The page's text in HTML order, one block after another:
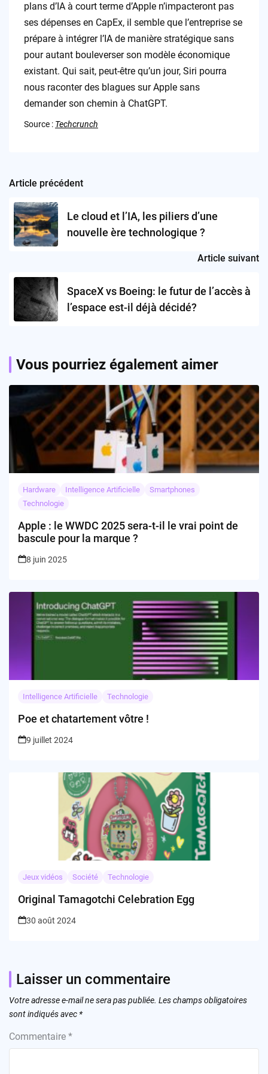
plans d’IA à court terme d’Apple n’impacteront pas
ses dépenses en CapEx, il semble que l’entreprise se
prépare à intégrer l’IA de manière stratégique sans
pour autant bouleverser son modèle économique
existant. Qui sait, peut-être qu’un jour, Siri pourra
nous raconter des blagues sur Apple sans
demander son chemin à ChatGPT.
Source : Techcrunch
Post
navigation
Article précédent
Le cloud et l’IA, les piliers d’une
nouvelle ère technologique ?
Article suivant
SpaceX vs Boeing: le futur de l’accès à
l’espace est-il déjà décidé?
Vous pourriez également aimer
Hardware Intelligence Artificielle
Smartphones
Technologie
Apple : le WWDC 2025 sera-t-il le vrai point de
bascule pour la marque ?
8 juin 2025
Intelligence Artificielle Technologie
Poe et chatartement vôtre !
9 juillet 2024
Jeux vidéos Société Technologie
Original Tamagotchi Celebration Egg
30 août 2024
Laisser un commentaire
Votre adresse e-mail ne sera pas publiée. Les champs obligatoires
sont indiqués avec *
Commentaire *